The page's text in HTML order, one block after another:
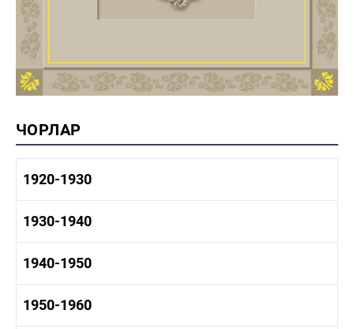
ЧОРЛАР
1920-1930
1920-1930 тарих
1920-1930 мәдәният
1930-1940
1930-1940 тарих
1930-1940 мәдәният
1940-1950
1940-1950 тарих
1950-1960